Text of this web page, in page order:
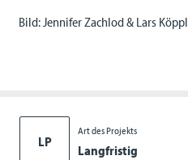
LP
Art des Projekts
Langfristig
Bild: Jennifer Zachlod & Lars Köppl